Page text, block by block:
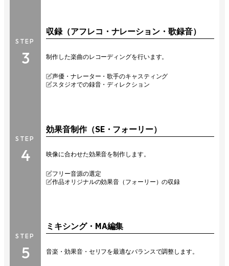
STEP
3
収録（アフレコ・ナレーション・歌録音）
制作した楽曲のレコーディングを行います。
声優・ナレーター・歌手のキャスティング
スタジオでの録音・ディレクション
STEP
4
効果音制作（SE・フォーリー）
映像に合わせた効果音を制作します。
フリー音源の選定
作品オリジナルの効果音（フォーリー）の収録
STEP
5
ミキシング・MA編集
音楽・効果音・セリフを最適なバランスで調整します。